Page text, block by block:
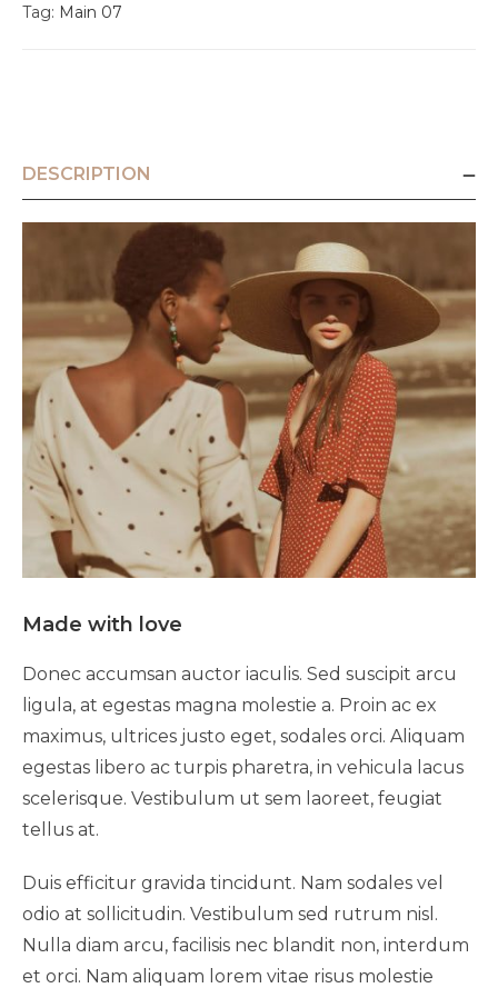
Tag: Main 07
DESCRIPTION
Made with love
Donec accumsan auctor iaculis. Sed suscipit arcu
ligula, at egestas magna molestie a. Proin ac ex
maximus, ultrices justo eget, sodales orci. Aliquam
egestas libero ac turpis pharetra, in vehicula lacus
scelerisque. Vestibulum ut sem laoreet, feugiat
tellus at.
Duis efficitur gravida tincidunt. Nam sodales vel
odio at sollicitudin. Vestibulum sed rutrum nisl.
Nulla diam arcu, facilisis nec blandit non, interdum
et orci. Nam aliquam lorem vitae risus molestie